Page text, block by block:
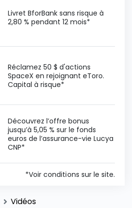
Livret BforBank sans risque à
2,80 % pendant 12 mois*
Réclamez 50 $ d'actions
SpaceX en rejoignant eToro.
Capital à risque*
Découvrez l’offre bonus
jusqu’à 5,05 % sur le fonds
euros de l’assurance-vie Lucya
CNP*
*Voir conditions sur le site.
Vidéos